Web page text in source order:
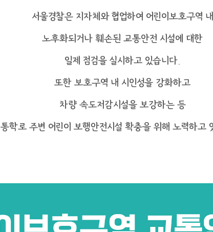
서울경찰은 지자체와 협업하여 어린이보호구역 내
노후화되거나 훼손된 교통안전 시설에 대한
일제 점검을 실시하고 있습니다.
또한 보호구역 내 시인성을 강화하고
차량 속도저감시설을 보강하는 등
통학로 주변 어린이 보행안전시설 확충을 위해 노력하고